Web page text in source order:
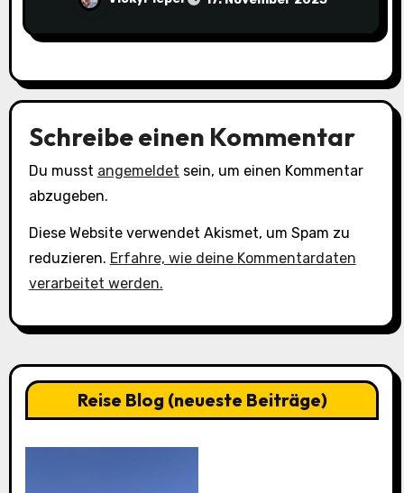
Schreibe einen Kommentar
Du musst angemeldet sein, um einen Kommentar
abzugeben.
Diese Website verwendet Akismet, um Spam zu
reduzieren. Erfahre, wie deine Kommentardaten
verarbeitet werden.
Reise Blog (neueste Beiträge)